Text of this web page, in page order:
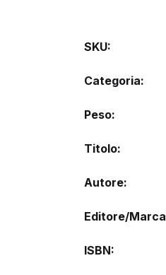
SKU:
Categoria:
Peso
Titolo
Autore
Editore/Marca
ISBN